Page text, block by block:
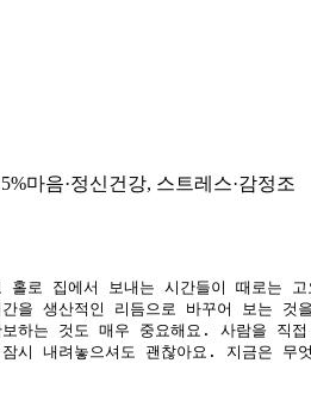
마음·정신건강, 스트레스·감정조
홀로 집에서 보내는 시간들이 때로는
을 생산적인 리듬으로 바꾸어 보는
하는 것도 매우 중요해요. 사람을 직
시 내려놓으셔도 괜찮아요. 지금은